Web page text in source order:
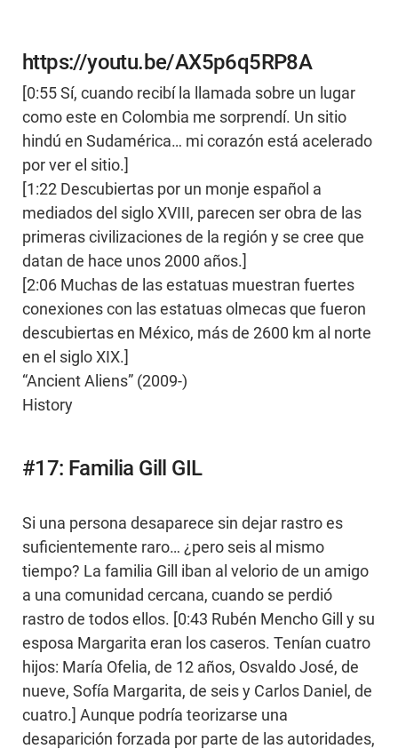
https://youtu.be/AX5p6q5RP8A
[0:55 Sí, cuando recibí la llamada sobre un lugar
como este en Colombia me sorprendí. Un sitio
hindú en Sudamérica… mi corazón está acelerado
por ver el sitio.]
[1:22 Descubiertas por un monje español a
mediados del siglo XVIII, parecen ser obra de las
primeras civilizaciones de la región y se cree que
datan de hace unos 2000 años.]
[2:06 Muchas de las estatuas muestran fuertes
conexiones con las estatuas olmecas que fueron
descubiertas en México, más de 2600 km al norte
en el siglo XIX.]
“Ancient Aliens” (2009-)
History
#17: Familia Gill GIL
Si una persona desaparece sin dejar rastro es
suficientemente raro… ¿pero seis al mismo
tiempo? La familia Gill iban al velorio de un amigo
a una comunidad cercana, cuando se perdió
rastro de todos ellos. [0:43 Rubén Mencho Gill y su
esposa Margarita eran los caseros. Tenían cuatro
hijos: María Ofelia, de 12 años, Osvaldo José, de
nueve, Sofía Margarita, de seis y Carlos Daniel, de
cuatro.] Aunque podría teorizarse una
desaparición forzada por parte de las autoridades,